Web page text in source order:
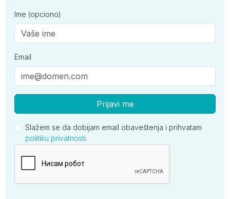
Ime (opciono)
Email
Prijavi me
Slažem se da dobijam email obaveštenja i prihvatam
politiku privatnosti.